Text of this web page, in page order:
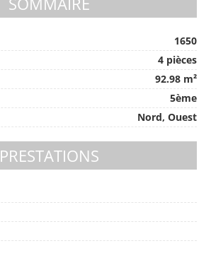
1650
4 pièces
92.98 m²
5ème
Nord, Ouest
PRESTATIONS